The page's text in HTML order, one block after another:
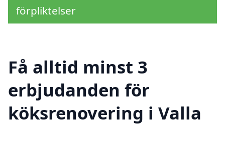
förpliktelser
Få alltid minst 3
erbjudanden för
köksrenovering i Valla